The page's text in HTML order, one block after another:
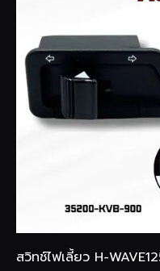
สวิทช์ไฟเลี้ยว H-